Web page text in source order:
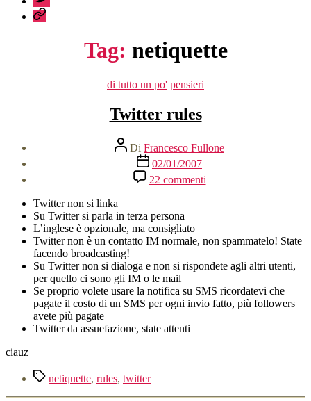
sessionize
Tag: netiquette
Categorie
di tutto un po' pensieri
Twitter rules
Autore
articolo
Di Francesco Fullone
Data
dell'articolo
02/01/2007
22 commentisu
Twitter
Twitter non si linka
Su Twitter si parla in terza persona
L’inglese è opzionale, ma consigliato
Twitter non è un contatto IM normale, non spammatelo! State
facendo broadcasting!
Su Twitter non si dialoga e non si rispondete agli altri utenti,
per quello ci sono gli IM o le mail
Se proprio volete usare la notifica su SMS ricordatevi che
pagate il costo di un SMS per ogni invio fatto, più followers
avete più pagate
Twitter da assuefazione, state attenti
ciauz
Tagnetiquette, rules, twitter